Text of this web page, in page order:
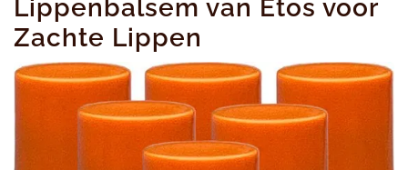
Lippenbalsem van Etos voor
Zachte Lippen